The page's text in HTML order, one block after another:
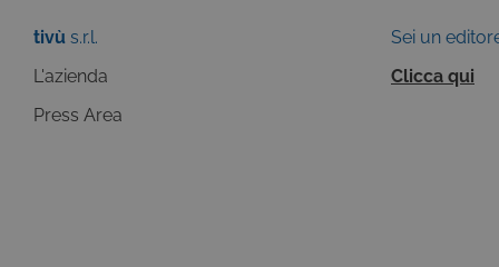
tivù s.r.l.
L'azienda
Press Area
Sei un
Clicca qui
Questi cookie sono
visualizzazione del sito e
selezionati (es. lingua,
loro installazione, ma in